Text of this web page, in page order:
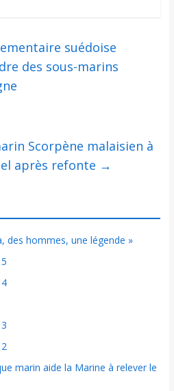
suédoise
des sous-marins
Scorpène malaisien à
après refonte →
des hommes, une légende »
marin aide la Marine à relever le